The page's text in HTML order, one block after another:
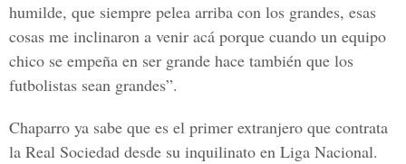
humilde, que siempre pelea arriba con los grandes, esas
cosas me inclinaron a venir acá porque cuando un equipo
chico se empeña en ser grande hace también que los
futbolistas sean grandes”.
Chaparro ya sabe que es el primer extranjero que contrata
la Real Sociedad desde su inquilinato en Liga Nacional.